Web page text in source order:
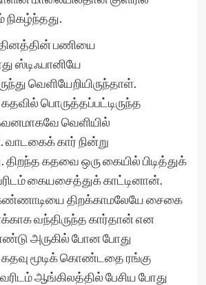
பணியை
ஸ்டிஃபானியே
வெளியேறியிருந்தாள்.
பொருத்தப்பட்டிருந்த
வெளியில்
வாடகைக் கார் நின்று
கதவை ஒரு கையில் பிடித்துக்
கையசைத்துக் காட்டினான்.
கண்ணாடியை திறக்காமலேயே சைகை
வந்திருந்த கார்தான் என
அருகில் போன போது
மூடிக் கொண்டதை ரங்கு
ஆங்கிலத்தில் பேசிய போது